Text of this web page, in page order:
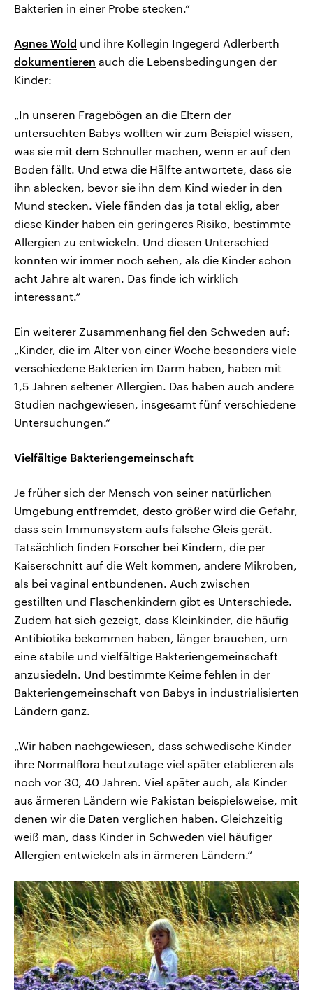
Bakterien in einer Probe stecken.“
Agnes Wold und ihre Kollegin Ingegerd Adlerberth
dokumentieren auch die Lebensbedingungen der
Kinder:
„In unseren Fragebögen an die Eltern der
untersuchten Babys wollten wir zum Beispiel wissen,
was sie mit dem Schnuller machen, wenn er auf den
Boden fällt. Und etwa die Hälfte antwortete, dass sie
ihn ablecken, bevor sie ihn dem Kind wieder in den
Mund stecken. Viele fänden das ja total eklig, aber
diese Kinder haben ein geringeres Risiko, bestimmte
Allergien zu entwickeln. Und diesen Unterschied
konnten wir immer noch sehen, als die Kinder schon
acht Jahre alt waren. Das finde ich wirklich
interessant.“
Ein weiterer Zusammenhang fiel den Schweden auf:
„Kinder, die im Alter von einer Woche besonders viele
verschiedene Bakterien im Darm haben, haben mit
1,5 Jahren seltener Allergien. Das haben auch andere
Studien nachgewiesen, insgesamt fünf verschiedene
Untersuchungen.“
Vielfältige Bakteriengemeinschaft
Je früher sich der Mensch von seiner natürlichen
Umgebung entfremdet, desto größer wird die Gefahr,
dass sein Immunsystem aufs falsche Gleis gerät.
Tatsächlich finden Forscher bei Kindern, die per
Kaiserschnitt auf die Welt kommen, andere Mikroben,
als bei vaginal entbundenen. Auch zwischen
gestillten und Flaschenkindern gibt es Unterschiede.
Zudem hat sich gezeigt, dass Kleinkinder, die häufig
Antibiotika bekommen haben, länger brauchen, um
eine stabile und vielfältige Bakteriengemeinschaft
anzusiedeln. Und bestimmte Keime fehlen in der
Bakteriengemeinschaft von Babys in industrialisierten
Ländern ganz.
„Wir haben nachgewiesen, dass schwedische Kinder
ihre Normalflora heutzutage viel später etablieren als
noch vor 30, 40 Jahren. Viel später auch, als Kinder
aus ärmeren Ländern wie Pakistan beispielsweise, mit
denen wir die Daten verglichen haben. Gleichzeitig
weiß man, dass Kinder in Schweden viel häufiger
Allergien entwickeln als in ärmeren Ländern.“